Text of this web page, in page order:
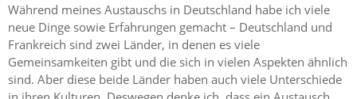
Während meines Austauschs in Deutschland habe ich viele
neue Dinge sowie Erfahrungen gemacht – Deutschland und
Frankreich sind zwei Länder, in denen es viele
Gemeinsamkeiten gibt und die sich in vielen Aspekten ähnlich
sind. Aber diese beide Länder haben auch viele Unterschiede